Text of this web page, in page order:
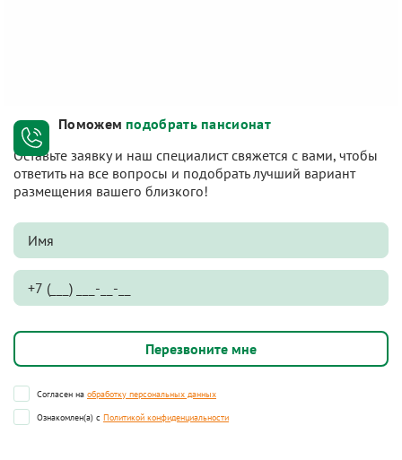
Поможем подобрать пансионат
Оставьте заявку и наш специалист свяжется с вами, чтобы
ответить на все вопросы и подобрать лучший вариант
размещения вашего близкого!
Согласен на обработку персональных данных
Ознакомлен(а) с Политикой конфиденциальности